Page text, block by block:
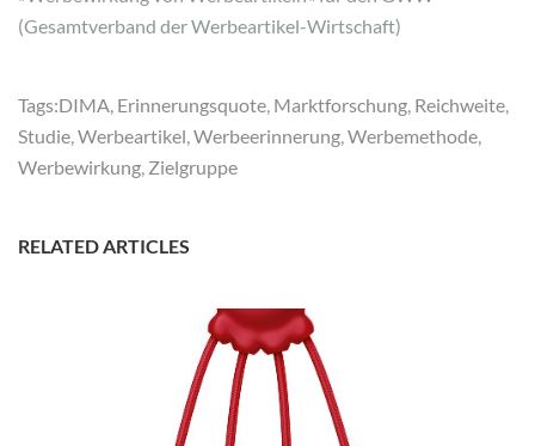
(Gesamtverband der Werbeartikel-Wirtschaft)
Tags:DIMA, Erinnerungsquote, Marktforschung, Reichweite,
Studie,Werbeartikel,Werbeerinnerung,Werbemethode,
Werbewirkung, Zielgruppe
RELATED ARTICLES